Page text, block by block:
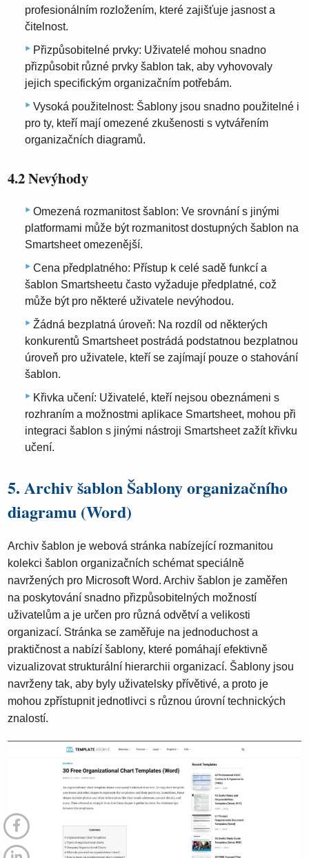
profesionálním rozložením, které zajišťuje jasnost a
čitelnost.
Přizpůsobitelné prvky: Uživatelé mohou snadno
přizpůsobit různé prvky šablon tak, aby vyhovovaly
jejich specifickým organizačním potřebám.
Vysoká použitelnost: Šablony jsou snadno použitelné i
pro ty, kteří mají omezené zkušenosti s vytvářením
organizačních diagramů.
4.2 Nevýhody
Omezená rozmanitost šablon: Ve srovnání s jinými
platformami může být rozmanitost dostupných šablon na
Smartsheet omezenější.
Cena předplatného: Přístup k celé sadě funkcí a
šablon Smartsheetu často vyžaduje předplatné, což
může být pro některé uživatele nevýhodou.
Žádná bezplatná úroveň: Na rozdíl od některých
konkurentů Smartsheet postrádá podstatnou bezplatnou
úroveň pro uživatele, kteří se zajímají pouze o stahování
šablon.
Křivka učení: Uživatelé, kteří nejsou obeznámeni s
rozhraním a možnostmi aplikace Smartsheet, mohou při
integraci šablon s jinými nástroji Smartsheet zažít křivku
učení.
5. Archiv šablon Šablony organizačního
diagramu (Word)
Archiv šablon je webová stránka nabízející rozmanitou
kolekci šablon organizačních schémat speciálně
navržených pro Microsoft Word. Archiv šablon je zaměřen
na poskytování snadno přizpůsobitelných možností
uživatelům a je určen pro různá odvětví a velikosti
organizací. Stránka se zaměřuje na jednoduchost a
praktičnost a nabízí šablony, které pomáhají efektivně
vizualizovat strukturální hierarchii organizací. Šablony jsou
navrženy tak, aby byly uživatelsky přívětivé, a proto je
mohou zpřístupnit jednotlivci s různou úrovní technických
znalostí.